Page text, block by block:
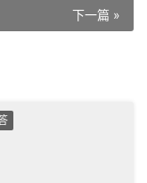
下一篇 »